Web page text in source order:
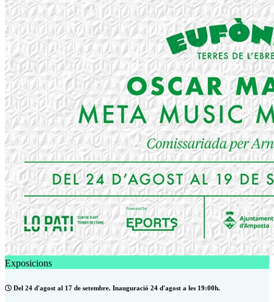
Exposicions
Del 24 d'agost al 17 de setembre. Inauguració 24 d'agost a les 19:00h.